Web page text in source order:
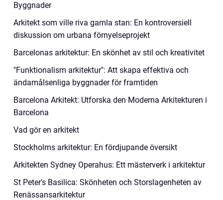
Byggnader
Arkitekt som ville riva gamla stan: En kontroversiell
diskussion om urbana förnyelseprojekt
Barcelonas arkitektur: En skönhet av stil och kreativitet
"Funktionalism arkitektur": Att skapa effektiva och
ändamålsenliga byggnader för framtiden
Barcelona Arkitekt: Utforska den Moderna Arkitekturen i
Barcelona
Vad gör en arkitekt
Stockholms arkitektur: En fördjupande översikt
Arkitekten Sydney Operahus: Ett mästerverk i arkitektur
St Peter's Basilica: Skönheten och Storslagenheten av
Renässansarkitektur